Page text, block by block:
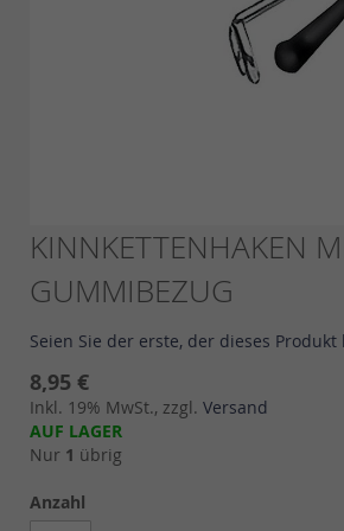
Skip
to
the
beginning
of
the
images
gallery
KINNKETTENHAKEN
GUMMIBEZUG
Seien Sie der erste, der dieses
8,95 €
Inkl. 19% MwSt., zzgl. Versand
AUF LAGER
Nur 1 übrig
Anzahl